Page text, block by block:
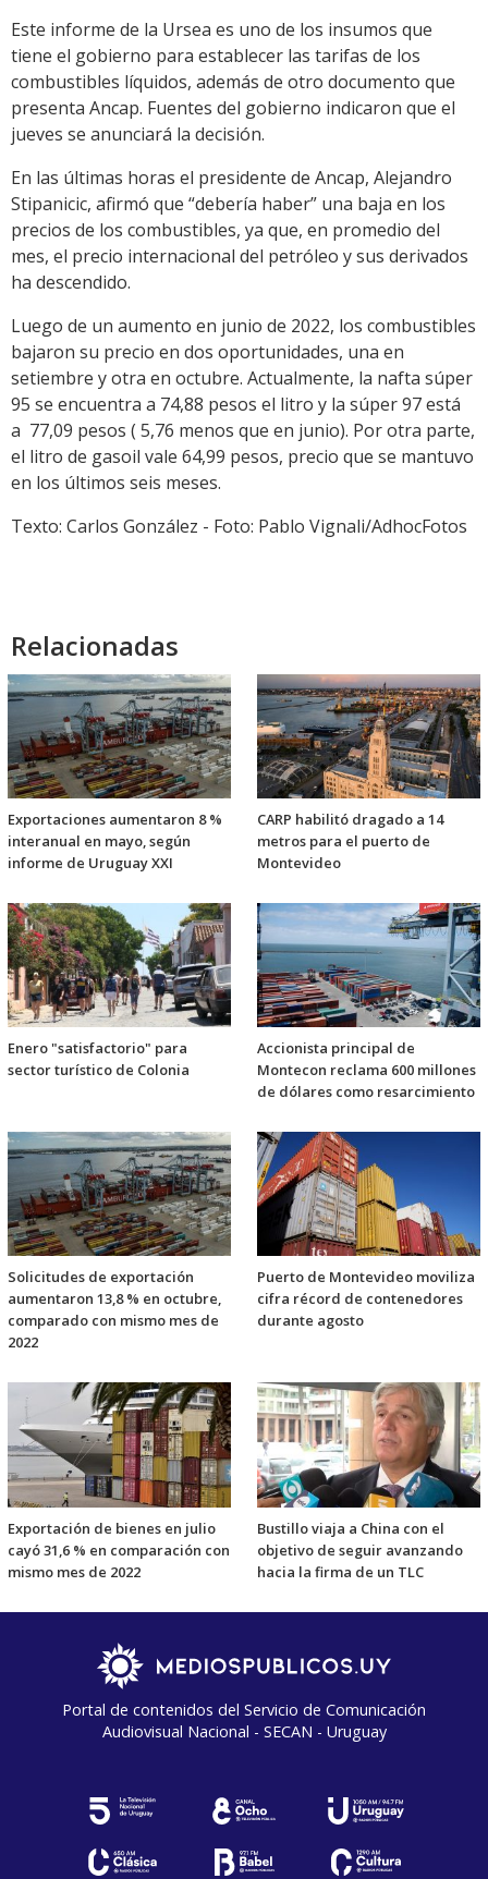
Este informe de la Ursea es uno de los insumos que
tiene el gobierno para establecer las tarifas de los
combustibles líquidos, además de otro documento que
presenta Ancap. Fuentes del gobierno indicaron que el
jueves se anunciará la decisión.
En las últimas horas el presidente de Ancap, Alejandro
Stipanicic, afirmó que “debería haber” una baja en los
precios de los combustibles, ya que, en promedio del
mes, el precio internacional del petróleo y sus derivados
ha descendido.
Luego de un aumento en junio de 2022, los combustibles
bajaron su precio en dos oportunidades, una en
setiembre y otra en octubre. Actualmente, la nafta súper
95 se encuentra a 74,88 pesos el litro y la súper 97 está
a 77,09 pesos ( 5,76 menos que en junio). Por otra parte,
el litro de gasoil vale 64,99 pesos, precio que se mantuvo
en los últimos seis meses.
Texto: Carlos González - Foto: Pablo Vignali/AdhocFotos
Relacionadas
Exportaciones aumentaron 8 %
interanual en mayo, según
informe de Uruguay XXI
CARP habilitó dragado a 14
metros para el puerto de
Montevideo
Enero "satisfactorio" para
sector turístico de Colonia
Accionista principal de
Montecon reclama 600 millones
de dólares como resarcimiento
Solicitudes de exportación
aumentaron 13,8 % en octubre,
comparado con mismo mes de
2022
Puerto de Montevideo moviliza
cifra récord de contenedores
durante agosto
Exportación de bienes en julio
cayó 31,6 % en comparación con
mismo mes de 2022
Bustillo viaja a China con el
objetivo de seguir avanzando
hacia la firma de un TLC
Portal de contenidos del Servicio de Comunicación
Audiovisual Nacional - SECAN - Uruguay